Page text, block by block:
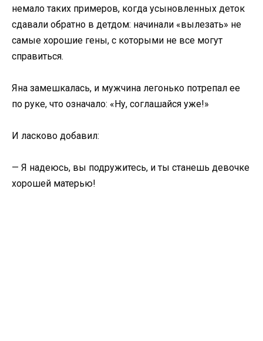
немало таких примеров, когда усыновленных деток
сдавали обратно в детдом: начинали «вылезать» не
самые хорошие гены, с которыми не все могут
справиться.
Яна замешкалась, и мужчина легонько потрепал ее
по руке, что означало: «Ну, соглашайся уже!»
И ласково добавил:
— Я надеюсь, вы подружитесь, и ты станешь девочке
хорошей матерью!